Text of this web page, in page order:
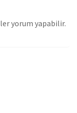
yorum yapabilir.